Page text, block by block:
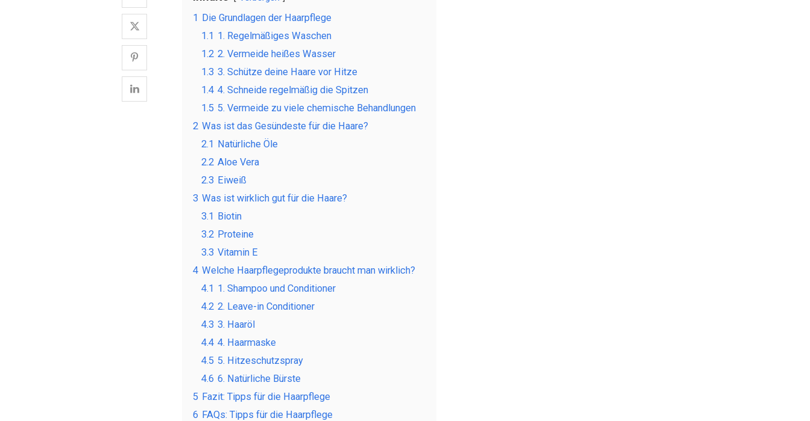
1 Die Grundlagen der Haarpflege
1.1 1. Regelmäßiges Waschen
1.2 2. Vermeide heißes Wasser
1.3 3. Schütze deine Haare vor Hitze
1.4 4. Schneide regelmäßig die Spitzen
1.5 5. Vermeide zu viele chemische Behandlungen
2 Was ist das Gesündeste für die Haare?
2.1 Natürliche Öle
2.2 Aloe Vera
2.3 Eiweiß
3 Was ist wirklich gut für die Haare?
3.1 Biotin
3.2 Proteine
3.3 Vitamin E
4 Welche Haarpflegeprodukte braucht man wirklich?
4.1 1. Shampoo und Conditioner
4.2 2. Leave-in Conditioner
4.3 3. Haaröl
4.4 4. Haarmaske
4.5 5. Hitzeschutzspray
4.6 6. Natürliche Bürste
5 Fazit: Tipps für die Haarpflege
6 FAQs: Tipps für die Haarpflege